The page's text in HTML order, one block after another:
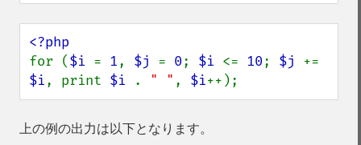
for ($i = 1, $j = 0; $i <= 10; $j
$i, print $i . " " , $i++);
上の例の出力は以下となります。